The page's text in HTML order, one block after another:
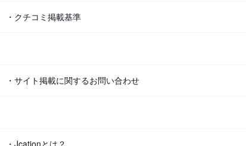
・クチコミ掲載基準
・サイト掲載に関するお問い合わせ
・Jcationとは？